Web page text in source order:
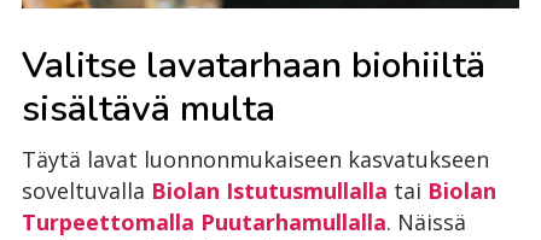
Valitse lavatarhaan biohiiltä
sisältävä multa
Täytä lavat luonnonmukaiseen kasvatukseen
soveltuvalla Biolan Istutusmullalla tai Biolan
Turpeettomalla Puutarhamullalla. Näissä